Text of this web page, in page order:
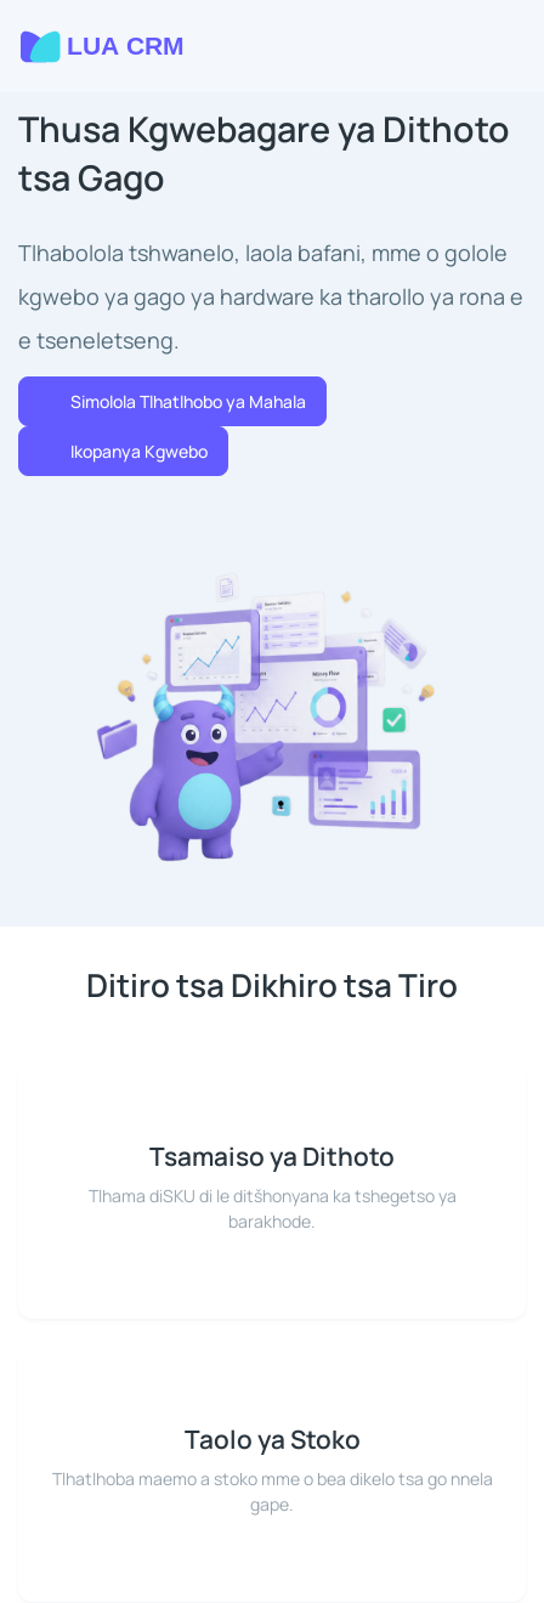
Thusa Kgwebagare ya Dithoto
tsa Gago
Tlhabolola tshwanelo, laola bafani, mme o golole
kgwebo ya gago ya hardware ka tharollo ya rona e
e tseneletseng.
Simolola Tlhatlhobo ya Mahala
Ikopanya Kgwebo
Ditiro tsa Dikhiro tsa Tiro
Tsamaiso ya Dithoto
Tlhama diSKU di le ditšhonyana ka tshegetso ya
barakhode.
Taolo ya Stoko
Tlhatlhoba maemo a stoko mme o bea dikelo tsa go nnela
gape.